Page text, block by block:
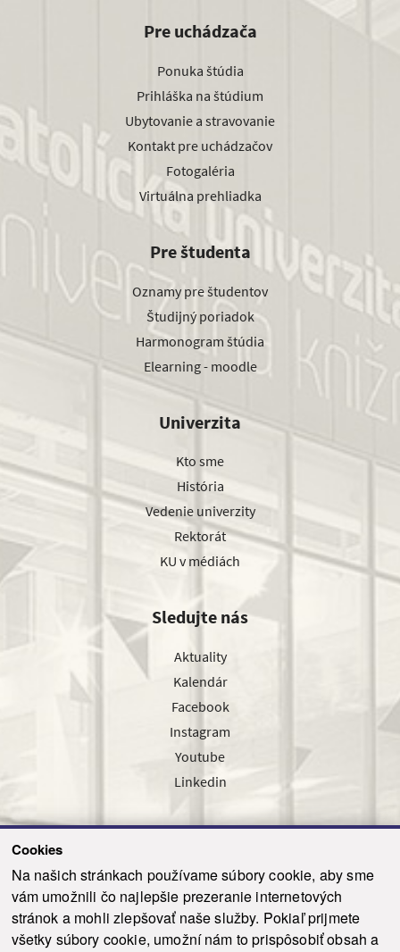
Cookies
Na našich stránkach používame súbory cookie, aby sme
vám umožnili čo najlepšie prezeranie internetových
stránok a mohli zlepšovať naše služby. Pokiaľ prijmete
všetky súbory cookie, umožní nám to prispôsobiť obsah a
Pre uchádzača
Ponuka štúdia
Prihláška na štúdium
Ubytovanie a stravovanie
Kontakt pre uchádzačov
Fotogaléria
Virtuálna prehliadka
Pre študenta
Oznamy pre študentov
Študijný poriadok
Harmonogram štúdia
Elearning - moodle
Univerzita
Kto sme
História
Vedenie univerzity
Rektorát
KU v médiách
Sledujte nás
Aktuality
Kalendár
Facebook
Instagram
Youtube
Linkedin